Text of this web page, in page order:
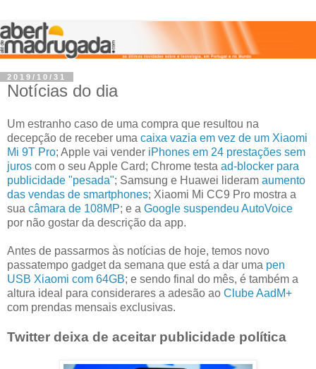
2019/10/31
Notícias do dia
Um estranho caso de uma compra que resultou na
decepção de receber uma caixa vazia em vez de um Xiaomi
Mi 9T Pro; Apple vai vender iPhones em 24 prestações sem
juros com o seu Apple Card; Chrome testa ad-blocker para
publicidade "pesada"; Samsung e Huawei lideram aumento
das vendas de smartphones; Xiaomi Mi CC9 Pro mostra a
sua câmara de 108MP; e a Google suspendeu AutoVoice
por não gostar da descrição da app.
Antes de passarmos às notícias de hoje, temos novo
passatempo gadget da semana que está a dar uma pen
USB Xiaomi com 64GB; e sendo final do mês, é também a
altura ideal para considerares a adesão ao Clube AadM+
com prendas mensais exclusivas.
Twitter deixa de aceitar publicidade política